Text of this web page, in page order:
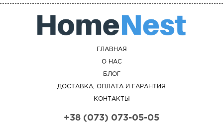
ГЛАВНАЯ
О НАС
БЛОГ
ДОСТАВКА, ОПЛАТА И ГАРАНТИЯ
КОНТАКТЫ
+38 (073) 073-05-05